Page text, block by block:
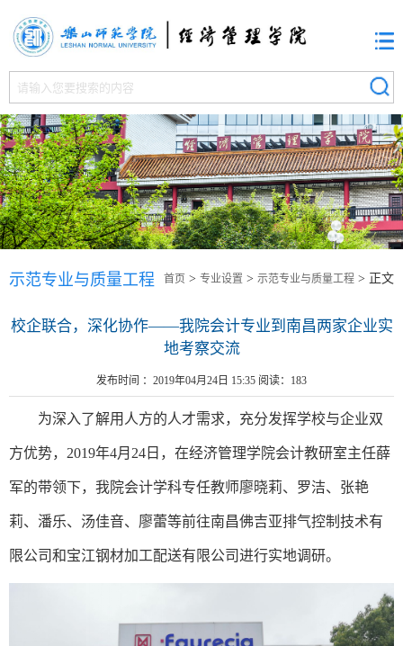
首页 > 专业设置 > 示范专业与质量工程 > 正文
示范专业与质量工程
校企联合，深化协作——我院会计专业到南昌两家企业实
地考察交流
发布时间 ：2019年04月24日 15:35 阅读： 183
为深入了解用人方的人才需求，充分发挥学校与企业双
方优势， 2019年4月24日，在经济管理学院会计教研室主任薛
军的带领下，我院会计学科专任教师廖晓莉、罗洁、张艳
莉、潘乐、汤佳音、廖蕾等前往南昌佛吉亚排气控制技术有
限公司和宝江钢材加工配送有限公司进行实地调研。